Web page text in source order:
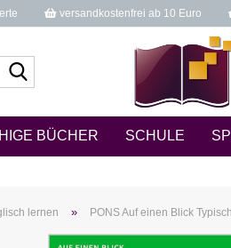
versandkostenfrei ab 10 Euro
BÜCHER SCHULE
lernen » PONS Auf einen Blick